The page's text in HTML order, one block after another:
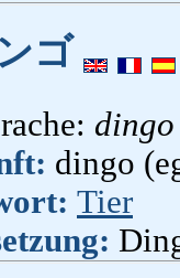
ゴ
dingo
dingo
Tier